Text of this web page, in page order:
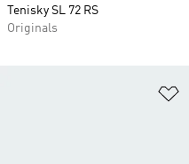
Tenisky SL 72 RS
Originals